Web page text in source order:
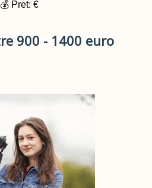
💰 Pret: €
900 - 1400 euro